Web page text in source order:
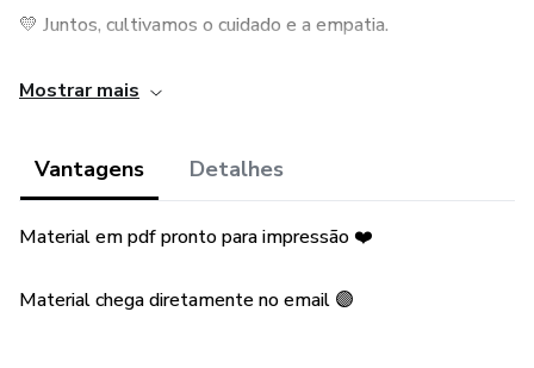
💛 Juntos, cultivamos o cuidado e a empatia.
💛 Cada digital é um gesto de amor.
💛material Vai ampliado em 9 folhas A4
Mostrar mais
Vantagens Detalhes
Material em pdf pronto para impressão ❤️
Material chega diretamente no email 🟣